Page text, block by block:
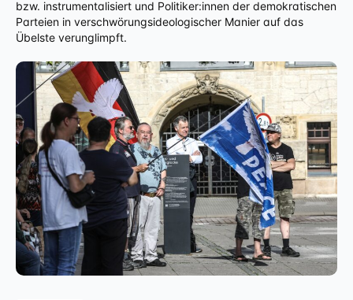
bzw. instrumentalisiert und Politiker:innen der demokratischen
Parteien in verschwörungsideologischer Manier auf das
Übelste verunglimpft.